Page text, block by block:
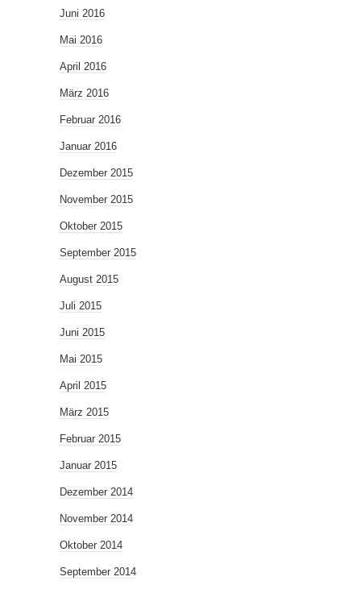
Juni 2016
Mai 2016
April 2016
März 2016
Februar 2016
Januar 2016
Dezember 2015
November 2015
Oktober 2015
September 2015
August 2015
Juli 2015
Juni 2015
Mai 2015
April 2015
März 2015
Februar 2015
Januar 2015
Dezember 2014
November 2014
Oktober 2014
September 2014